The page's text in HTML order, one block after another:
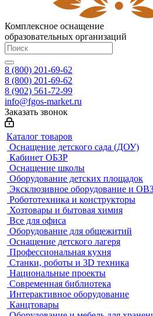
Комплексное оснащение
образовательных организаций
8 (800) 201-69-62
8 (800) 201-69-62
8 (902) 561-72-99
info@fgos-market.ru
Заказать звонок
Каталог товаров
Оснащение детского сада (ДОУ)
Кабинет ОБЗР
Оснащение школы
Оборудование детских площадок
Эксклюзивное оборудование и
Робототехника и конструкторы
Хозтовары и бытовая химия
Все для офиса
Оборудование для общежитий
Оснащение детского лагеря
Профессиональная кухня
Станки, роботы и 3D техника
Национальные проекты
Современная библиотека
Интерактивное оборудование
Канцтовары